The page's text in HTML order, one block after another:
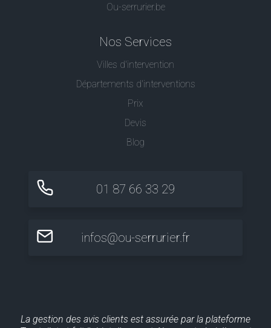
Ou-serrurier.be
Nos Services
Villes d'intervention
Départements d'interventions
Prix
Devis
Blog
01 87 66 33 29
infos@ou-serrurier.fr
La gestion des avis clients est assurée par la plateforme